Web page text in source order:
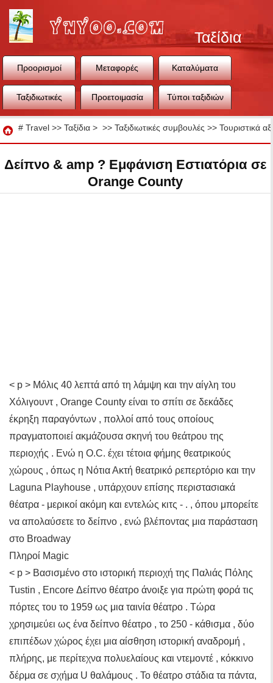
Ταξίδια
Προορισμοί Μεταφορές Καταλύματα
Ταξιδιωτικές Προετοιμασία Τύποι ταξιδιών
Ταξίδια
# Travel >> Ταξίδια > >> Ταξιδιωτικές συμβουλές >> Τουριστικά
Δείπνο & amp ? Εμφάνιση Εστιατόρια σε
Orange County
< p > Μόλις 40 λεπτά από τη λάμψη και την αίγλη του
Χόλιγουντ , Orange County είναι το σπίτι σε δεκάδες
έκρηξη παραγόντων , πολλοί από τους οποίους
πραγματοποιεί ακμάζουσα σκηνή του θεάτρου της
περιοχής . Ενώ η O.C. έχει τέτοια φήμης θεατρικούς
χώρους , όπως η Νότια Ακτή θεατρικό ρεπερτόριο και την
Laguna Playhouse , υπάρχουν επίσης περιστασιακά
θέατρα - μερικοί ακόμη και εντελώς κιτς - . , όπου μπορείτε
να απολαύσετε το δείπνο , ενώ βλέποντας μια παράσταση
στο Broadway
Πληροί Magic
< p > Βασισμένο στο ιστορική περιοχή της Παλιάς Πόλης
Tustin , Encore Δείπνο θέατρο άνοιξε για πρώτη φορά τις
πόρτες του το 1959 ως μια ταινία θέατρο . Τώρα
χρησιμεύει ως ένα δείπνο θέατρο , το 250 - κάθισμα , δύο
επιπέδων χώρος έχει μια αίσθηση ιστορική αναδρομή ,
πλήρης, με περίτεχνα πολυελαίους και ντεμοντέ , κόκκινο
δέρμα σε σχήμα U θαλάμους . Το θέατρο στάδια τα πάντα,